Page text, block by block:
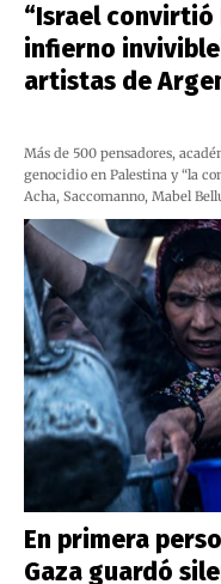
“Israel convirtió
infierno
artistas de
Más de 500 pensadores,
genocidio en Palestina y “la
Acha, Saccomanno, Mabel
En primera
Gaza guardó